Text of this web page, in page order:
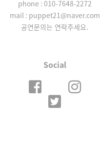
phone : 010-7648-2272
mail : puppet21@naver.com
공연문의는 연락주세요.
Social